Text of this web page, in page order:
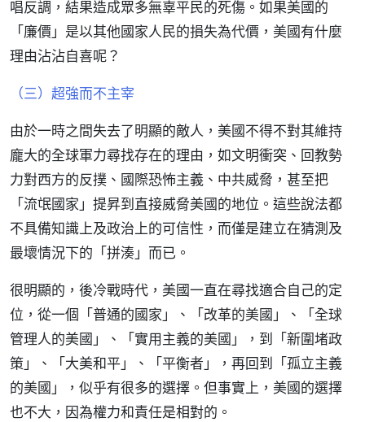
唱反調，結果造成眾多無辜平民的死傷。如果美國的
「廉價」是以其他國家人民的損失為代價，美國有什麼
理由沾沾自喜呢？
（三）超強而不主宰
由於一時之間失去了明顯的敵人，美國不得不對其維持
龐大的全球軍力尋找存在的理由，如文明衝突、回教勢
力對西方的反撲、國際恐怖主義、中共威脅，甚至把
「流氓國家」提昇到直接威脅美國的地位。這些說法都
不具備知識上及政治上的可信性，而僅是建立在猜測及
最壞情況下的「拼湊」而已。
很明顯的，後冷戰時代，美國一直在尋找適合自己的定
位，從一個「普通的國家」、「改革的美國」、「全球
管理人的美國」、「實用主義的美國」，到「新圍堵政
策」、「大美和平」、「平衡者」，再回到「孤立主義
的美國」，似乎有很多的選擇。但事實上，美國的選擇
也不大，因為權力和責任是相對的。